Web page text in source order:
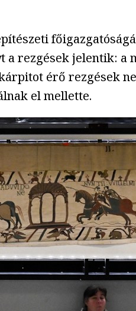
a rezgések jelentik:
érő rezgések
el mellette.